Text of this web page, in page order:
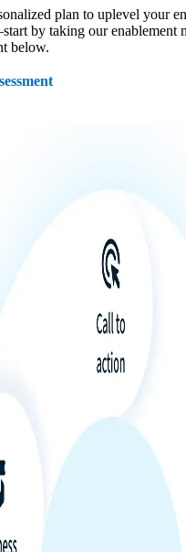
plan to uplevel your
by taking our enablement
below.